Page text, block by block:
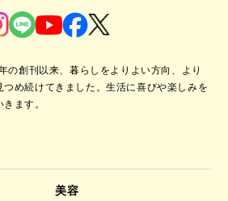
の創刊以来、暮らしをよりよい方向、より
つめ続けてきました。生活に喜びや楽しみを
ます。
美容